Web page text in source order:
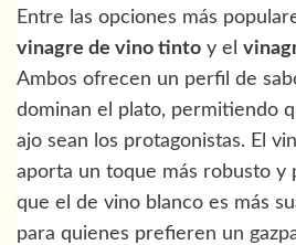
Entre las opciones más
vinagre de vino tinto y el
Ambos ofrecen un perfil de
dominan el plato, permitiendo
ajo sean los protagonistas. El
aporta un toque más robusto y
que el de vino blanco es más
para quienes prefieren un